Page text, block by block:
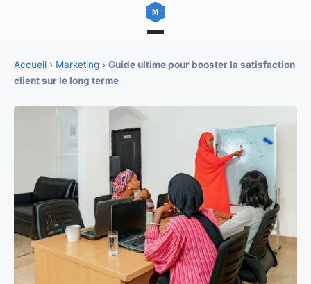
Accueil › Marketing › Guide ultime pour booster la satisfaction
client sur le long terme